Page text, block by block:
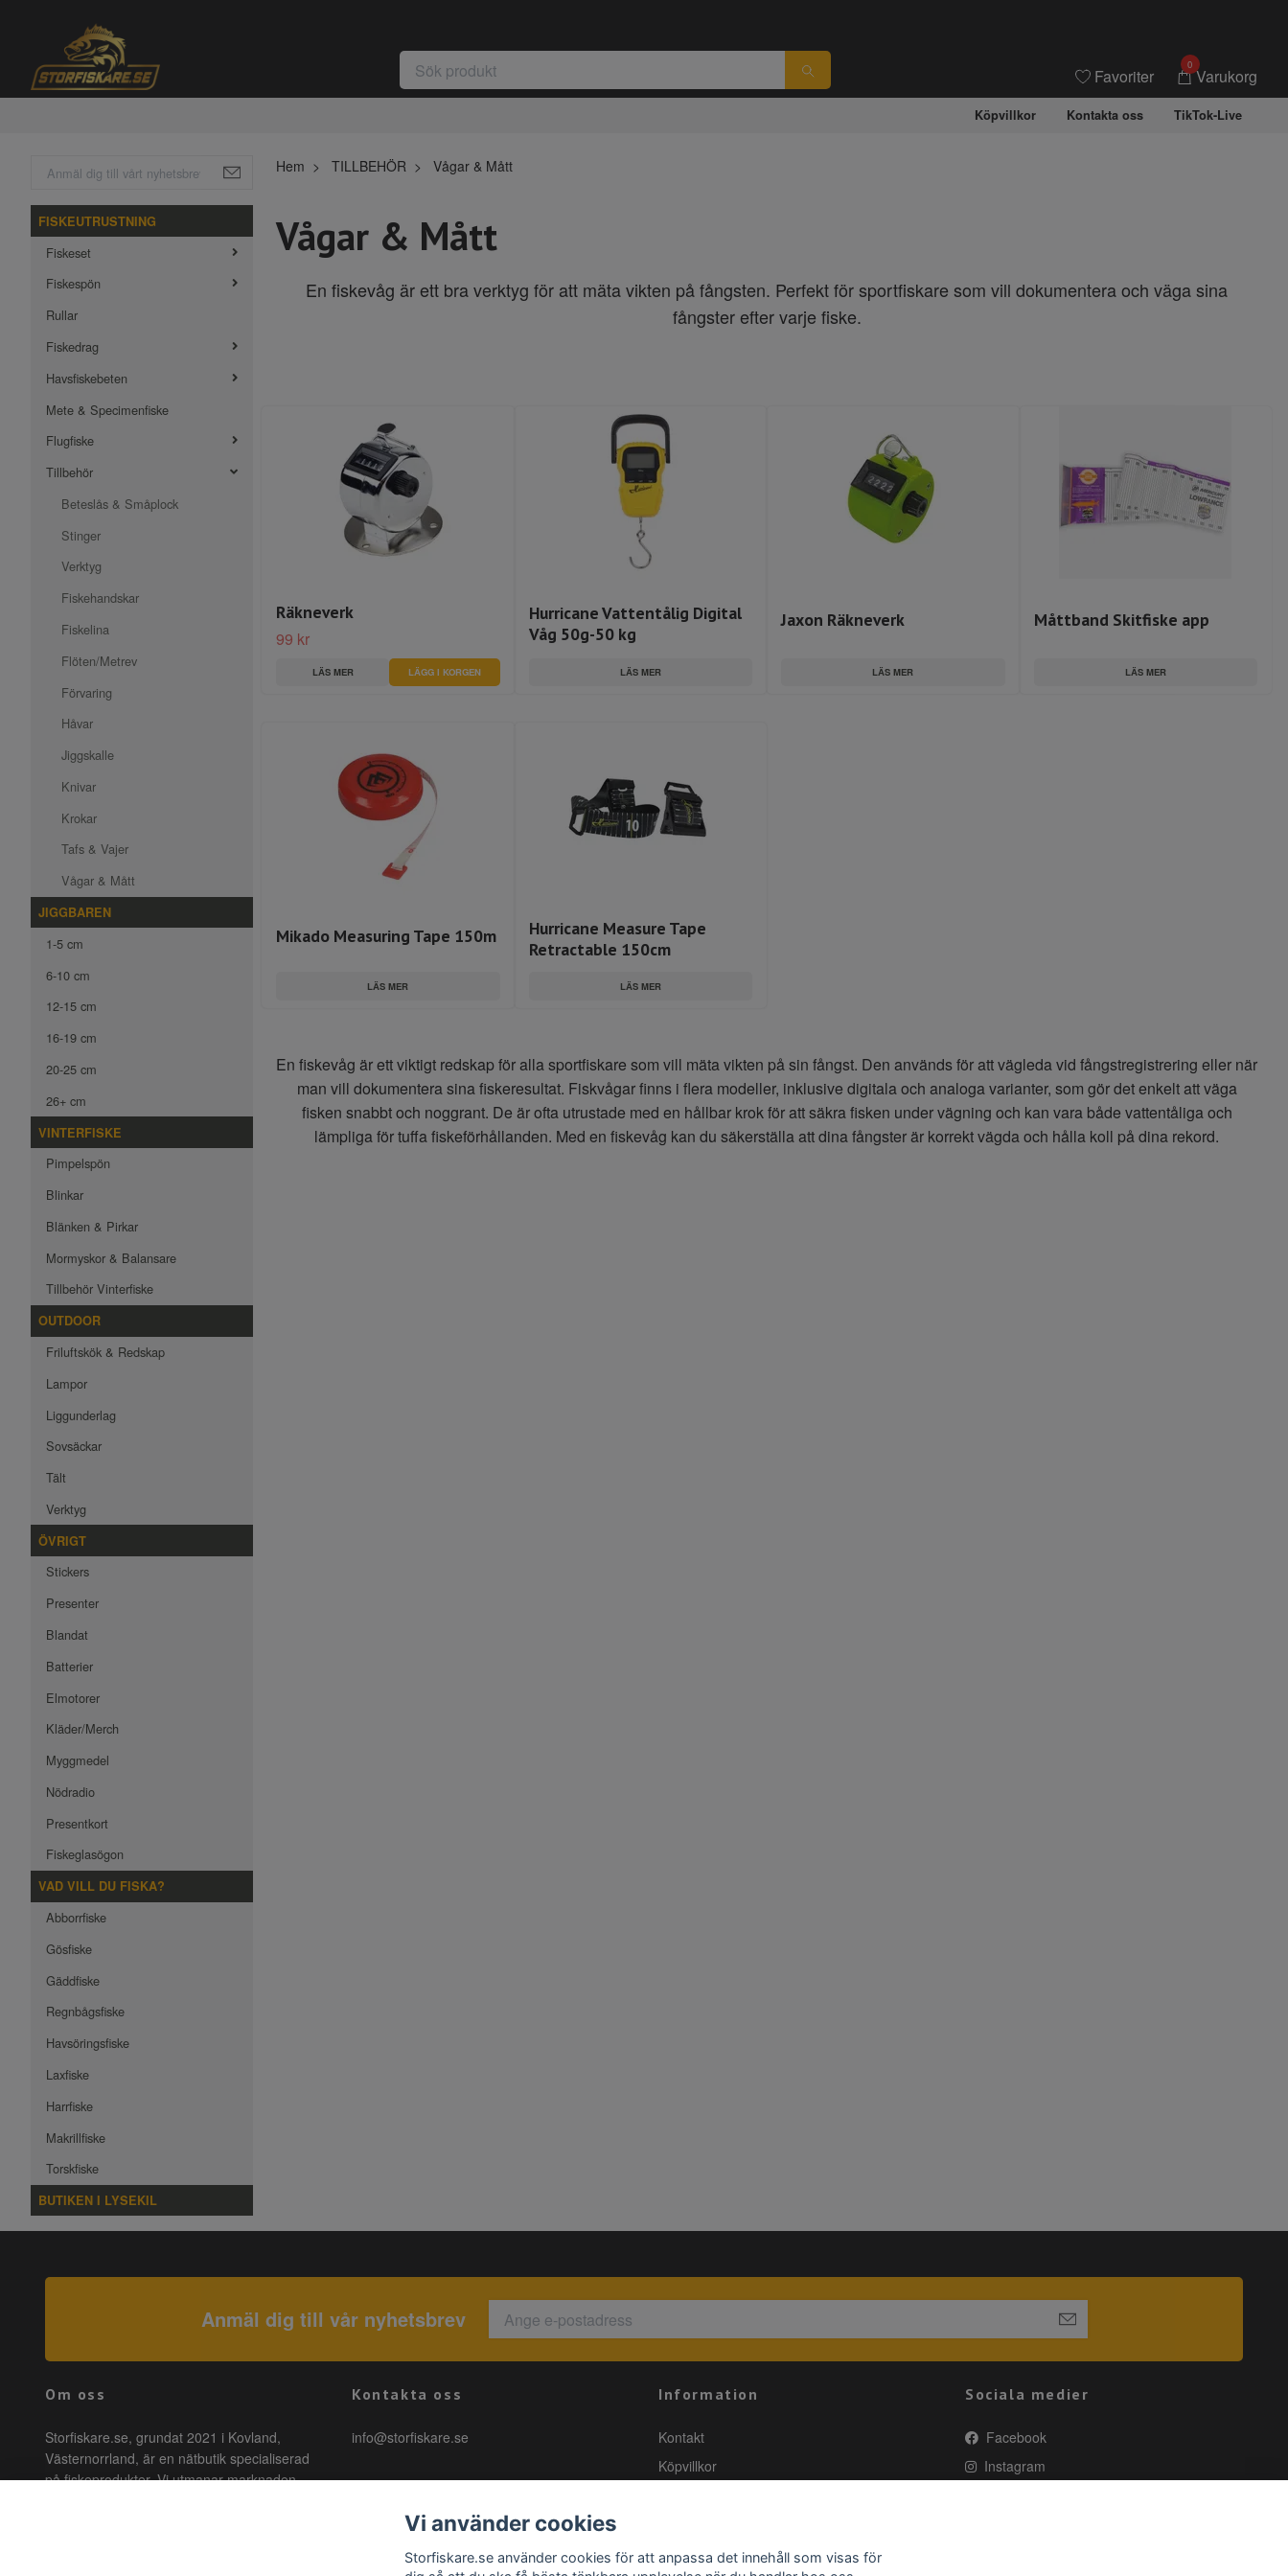
Favoriter
0
Varukorg
Köpvillkor Kontakta oss TikTok-Live
FISKEUTRUSTNING
Fiskeset
Fiskespön
Rullar
Fiskedrag
Havsfiskebeten
Mete & Specimenfiske
Flugfiske
Tillbehör
Beteslås & Småplock
Stinger
Verktyg
Fiskehandskar
Fiskelina
Flöten/Metrev
Förvaring
Håvar
Jiggskalle
Knivar
Krokar
Tafs & Vajer
Vågar & Mått
JIGGBAREN
1-5 cm
6-10 cm
12-15 cm
16-19 cm
20-25 cm
26+ cm
VINTERFISKE
Pimpelspön
Blinkar
Blänken & Pirkar
Mormyskor & Balansare
Tillbehör Vinterfiske
OUTDOOR
Friluftskök & Redskap
Lampor
Liggunderlag
Sovsäckar
Tält
Verktyg
ÖVRIGT
Stickers
Presenter
Blandat
Batterier
Elmotorer
Kläder/Merch
Myggmedel
Nödradio
Presentkort
Fiskeglasögon
VAD VILL DU FISKA?
Abborrfiske
Gösfiske
Gäddfiske
Regnbågsfiske
Havsöringsfiske
Laxfiske
Harrfiske
Makrillfiske
Torskfiske
BUTIKEN I LYSEKIL
Hem TILLBEHÖR Vågar & Mått
Vågar & Mått
En fiskevåg är ett bra verktyg för att mäta vikten på fångsten. Perfekt för sportfiskare som vill dokumentera och väga sina
fångster efter varje fiske.
Räkneverk
99 kr
LÄS MER
Hurricane Vattentålig Digital
Våg 50g-50 kg
LÄS MER
Jaxon Räkneverk
LÄS MER
Måttband Skitfiske app
LÄS MER
Mikado Measuring Tape 150m
LÄS MER
Hurricane Measure Tape
Retractable 150cm
LÄS MER
En fiskevåg är ett viktigt redskap för alla sportfiskare som vill mäta vikten på sin fångst. Den används för att vägleda vid fångstregistrering eller när
man vill dokumentera sina fiskeresultat. Fiskvågar finns i flera modeller, inklusive digitala och analoga varianter, som gör det enkelt att väga
fisken snabbt och noggrant. De är ofta utrustade med en hållbar krok för att säkra fisken under vägning och kan vara både vattentåliga och
lämpliga för tuffa fiskeförhållanden. Med en fiskevåg kan du säkerställa att dina fångster är korrekt vägda och hålla koll på dina rekord.
Anmäl dig till vår nyhetsbrev
Om oss
Storfiskare.se, grundat 2021 i Kovland,
Västernorrland, är en nätbutik specialiserad
på fiskeprodukter. Vi utmanar marknaden
Kontakta oss
info@storfiskare.se
Information
Kontakt
Köpvillkor
Sociala medier
Facebook
Instagram
Vi använder cookies
Storfiskare.se använder cookies för att anpassa det innehåll som visas för